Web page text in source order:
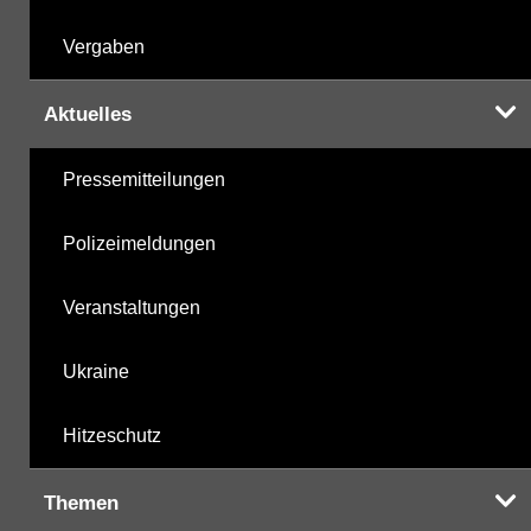
Vergaben
Aktuelles
Pressemitteilungen
Polizeimeldungen
Veranstaltungen
Ukraine
Hitzeschutz
Themen